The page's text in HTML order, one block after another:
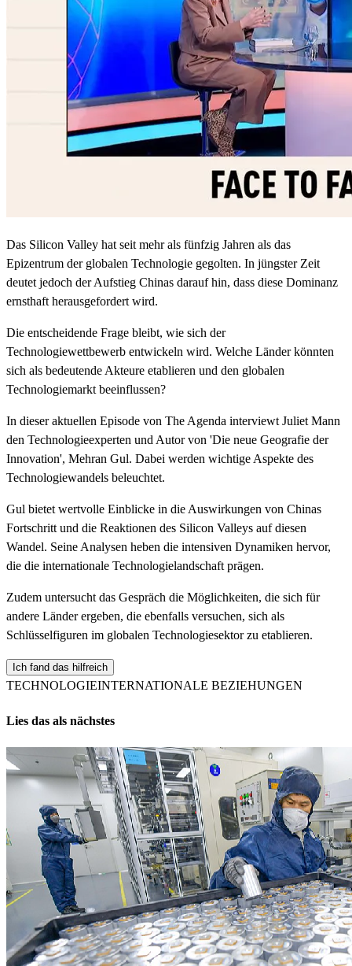
Das Silicon Valley hat seit mehr als fünfzig Jahren als das
Epizentrum der globalen Technologie gegolten. In jüngster Zeit
deutet jedoch der Aufstieg Chinas darauf hin, dass diese Dominanz
ernsthaft herausgefordert wird.
Die entscheidende Frage bleibt, wie sich der
Technologiewettbewerb entwickeln wird. Welche Länder könnten
sich als bedeutende Akteure etablieren und den globalen
Technologiemarkt beeinflussen?
In dieser aktuellen Episode von The Agenda interviewt Juliet Mann
den Technologieexperten und Autor von 'Die neue Geografie der
Innovation', Mehran Gul. Dabei werden wichtige Aspekte des
Technologiewandels beleuchtet.
Gul bietet wertvolle Einblicke in die Auswirkungen von Chinas
Fortschritt und die Reaktionen des Silicon Valleys auf diesen
Wandel. Seine Analysen heben die intensiven Dynamiken hervor,
die die internationale Technologielandschaft prägen.
Zudem untersucht das Gespräch die Möglichkeiten, die sich für
andere Länder ergeben, die ebenfalls versuchen, sich als
Schlüsselfiguren im globalen Technologiesektor zu etablieren.
Ich fand das hilfreich
TECHNOLOGIEINTERNATIONALE BEZIEHUNGEN
Lies das als nächstes